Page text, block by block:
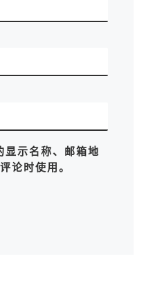
显示名称、邮箱地
论时使用。